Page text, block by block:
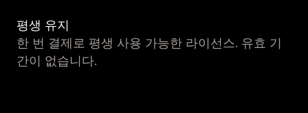
평생 유지
한 번 결제로 평생 사용 가능한 라이선스. 유효 기
간이 없습니다.